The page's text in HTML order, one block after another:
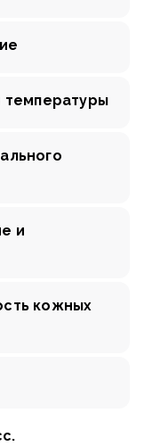
температуры
и
кожных